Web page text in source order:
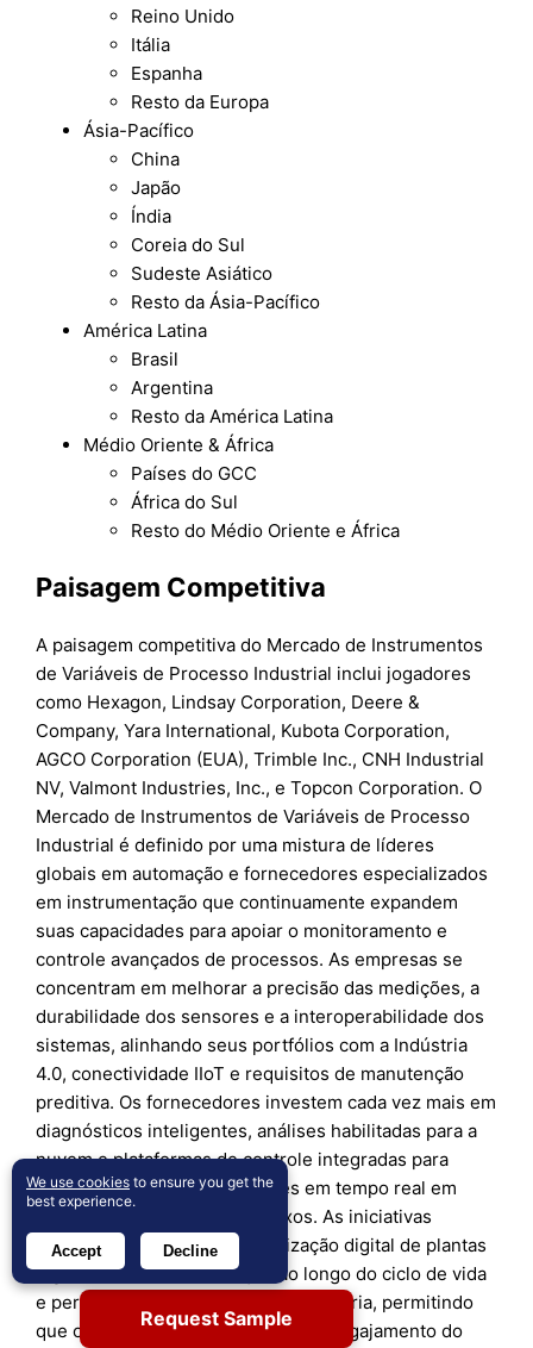
Reino Unido
Itália
Espanha
Resto da Europa
Ásia-Pacífico
China
Japão
Índia
Coreia do Sul
Sudeste Asiático
Resto da Ásia-Pacífico
América Latina
Brasil
Argentina
Resto da América Latina
Médio Oriente & África
Países do GCC
África do Sul
Resto do Médio Oriente e África
Paisagem Competitiva
A paisagem competitiva do Mercado de Instrumentos
de Variáveis de Processo Industrial inclui jogadores
como Hexagon, Lindsay Corporation, Deere &
Company, Yara International, Kubota Corporation,
AGCO Corporation (EUA), Trimble Inc., CNH Industrial
NV, Valmont Industries, Inc., e Topcon Corporation. O
Mercado de Instrumentos de Variáveis de Processo
Industrial é definido por uma mistura de líderes
globais em automação e fornecedores especializados
em instrumentação que continuamente expandem
suas capacidades para apoiar o monitoramento e
controle avançados de processos. As empresas se
concentram em melhorar a precisão das medições, a
durabilidade dos sensores e a interoperabilidade dos
sistemas, alinhando seus portfólios com a Indústria
4.0, conectividade IIoT e requisitos de manutenção
preditiva. Os fornecedores investem cada vez mais em
diagnósticos inteligentes, análises habilitadas para a
nuvem e plataformas de controle integradas para
melhorar a tomada de decisões em tempo real em
ambientes industriais complexos. As iniciativas
estratégicas enfatizam a atualização digital de plantas
legadas, ofertas de serviços ao longo do ciclo de vida
e personalização específica da indústria, permitindo
que os fornecedores fortaleçam o engajamento do
Request Sample
We use cookies to ensure you get the
best experience.
Accept Decline